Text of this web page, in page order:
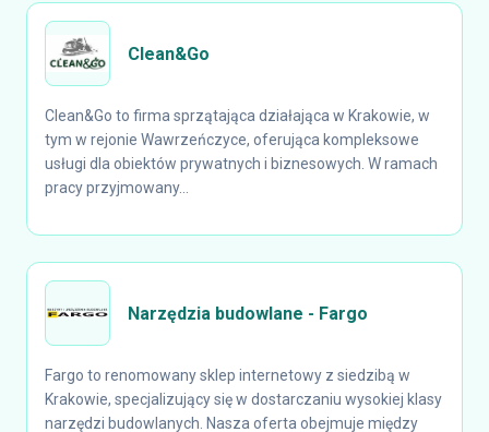
Clean&Go
Clean&Go to firma sprzątająca działająca w Krakowie, w
tym w rejonie Wawrzeńczyce, oferująca kompleksowe
usługi dla obiektów prywatnych i biznesowych. W ramach
pracy przyjmowany...
Narzędzia budowlane - Fargo
Fargo to renomowany sklep internetowy z siedzibą w
Krakowie, specjalizujący się w dostarczaniu wysokiej klasy
narzędzi budowlanych. Nasza oferta obejmuje między